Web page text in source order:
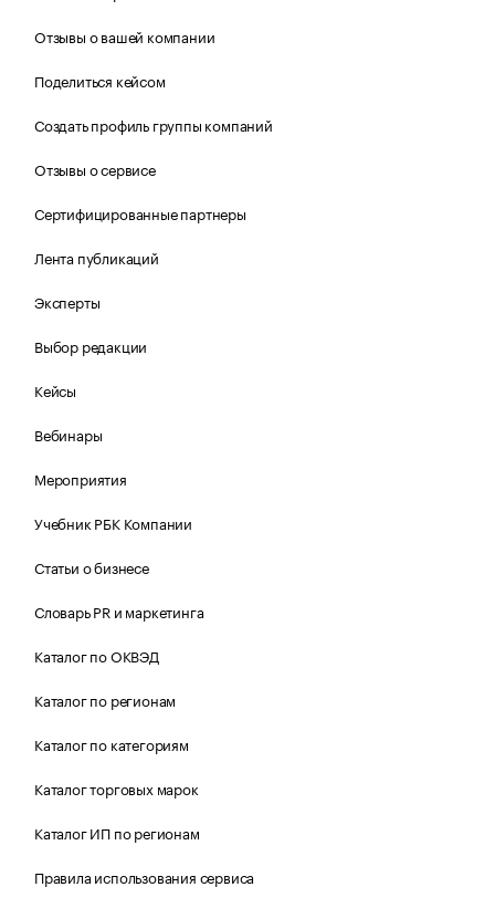
Отзывы о вашей компании
Поделиться кейсом
Создать профиль группы компаний
Отзывы о сервисе
Сертифицированные партнеры
Лента публикаций
Эксперты
Выбор редакции
Кейсы
Вебинары
Мероприятия
Учебник РБК Компании
Статьи о бизнесе
Словарь PR и маркетинга
Каталог по ОКВЭД
Каталог по регионам
Каталог по категориям
Каталог торговых марок
Каталог ИП по регионам
Правила использования сервиса